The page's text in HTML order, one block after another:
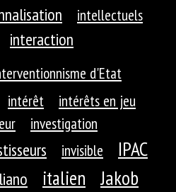
intellectuels
interaction
d'Etat
intérêt
intérêts en jeu
investigation
invisible
IPAC
italien
Jakob